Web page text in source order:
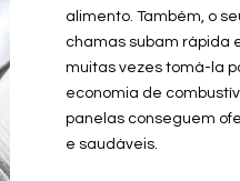
alimento. Também, o
chamas subam rápida
muitas vezes tomá-la
economia de
panelas conseguem
e saudáveis.